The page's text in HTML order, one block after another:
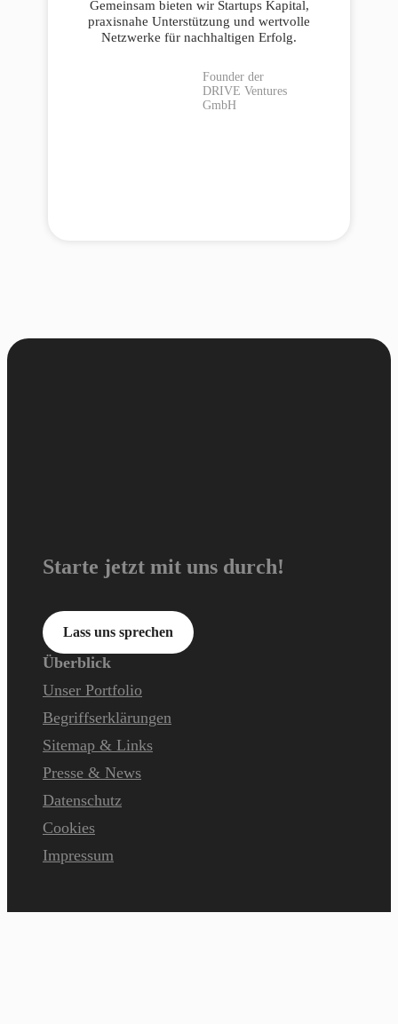
Gemeinsam bieten wir Startups Kapital,
praxisnahe Unterstützung und wertvolle
Netzwerke für nachhaltigen Erfolg.
Founder der
DRIVE Ventures
GmbH
Starte jetzt mit uns durch!
Lass uns sprechen
Überblick
Unser Portfolio
Begriffserklärungen
Sitemap & Links
Presse & News
Datenschutz
Cookies
Impressum